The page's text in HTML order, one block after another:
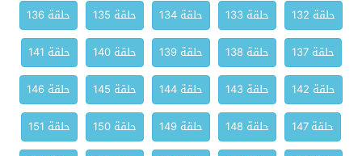
حلقة 132 حلقة 133 حلقة 134 حلقة 135
حلقة 136
حلقة 137
حلقة 138 حلقة 139 حلقة 140
حلقة 141
حلقة 142
حلقة 143 حلقة 144 حلقة 145
حلقة 146
حلقة 147
حلقة 148 حلقة 149 حلقة 150
حلقة 151